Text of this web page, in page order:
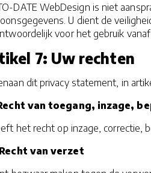
DATE WebDesign is niet
U dient de
voor het gebruik
7: Uw rechten
dit privacy statement, in
van toegang, inzage,
het recht op inzage, correctie,
van verzet